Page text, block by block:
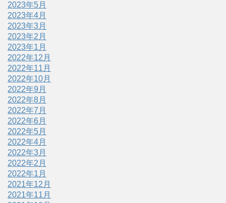
2023年5月
2023年4月
2023年3月
2023年2月
2023年1月
2022年12月
2022年11月
2022年10月
2022年9月
2022年8月
2022年7月
2022年6月
2022年5月
2022年4月
2022年3月
2022年2月
2022年1月
2021年12月
2021年11月